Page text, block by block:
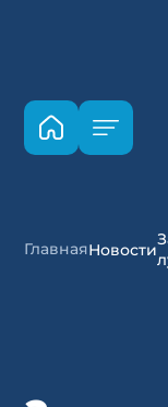
ГлавнаяНовости